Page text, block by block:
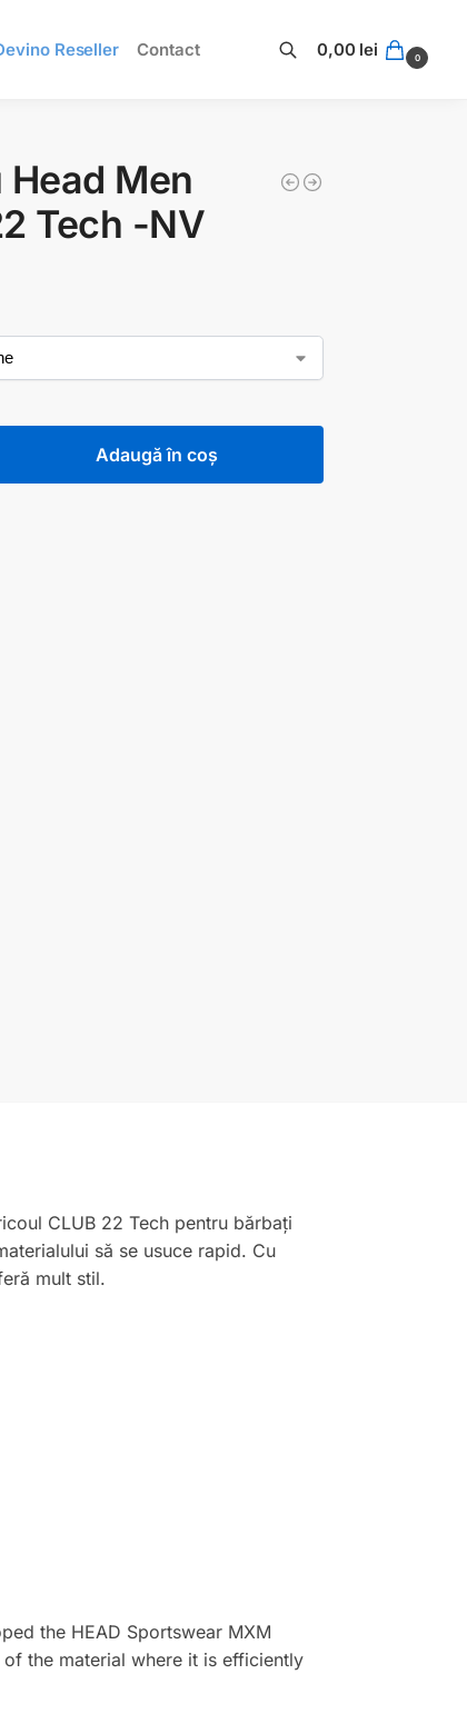
Reseller Contact 0,00 lei 0
Men
Tech -NV
Adaugă în coș
CLUB 22 Tech pentru bărbați
să se usuce rapid. Cu
mult stil.
the HEAD Sportswear MXM
the material where it is efficiently